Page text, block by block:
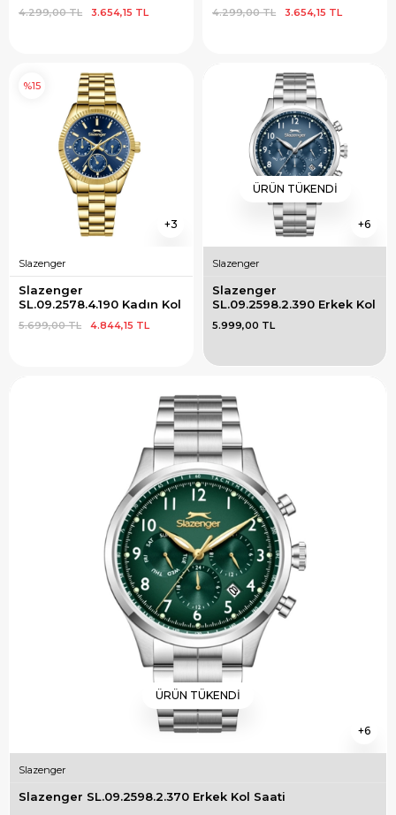
3.654,15 TL
4.299,00 TL 3.654,15 TL
4.299,00 TL
3
Slazenger
Slazenger
SL.09.2578.4.190 Kadın Kol
4.844,15 TL
5.699,00 TL
%15
6
ÜRÜN TÜKENDI
Slazenger
Slazenger
SL.09.2598.2.390 Erkek Kol
5.999,00 TL
6
ÜRÜN TÜKENDI
Slazenger
Slazenger SL.09.2598.2.370 Erkek Kol Saati